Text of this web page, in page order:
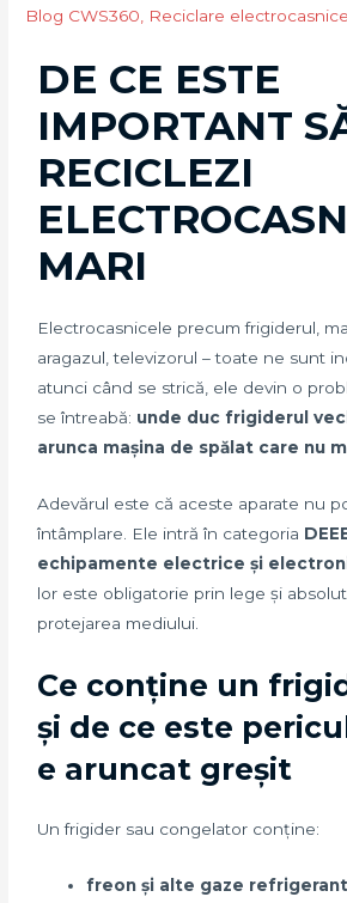
Blog CWS360, Reciclare electrocasnice
DE CE ESTE
IMPORTANT
RECICLEZI
MARI
Electrocasnicele precum frigiderul,
aragazul, televizorul – toate ne sunt
atunci când se strică, ele devin o
se întreabă: unde duc frigiderul
arunca mașina de spălat care nu
Adevărul este că aceste aparate nu
întâmplare. Ele intră în categoria
echipamente electrice și
lor este obligatorie prin lege și
protejarea mediului.
Ce conține un
și de ce este
e aruncat greșit
Un frigider sau congelator conține:
freon și alte gaze